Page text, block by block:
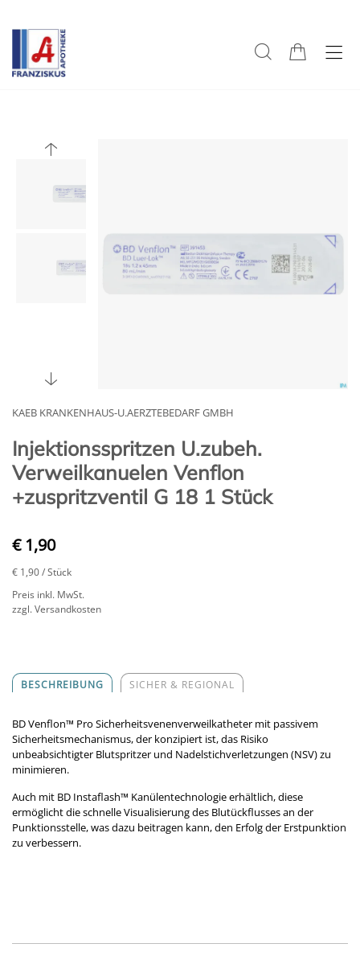
KAEB KRANKENHAUS-U.AERZTEBEDARF GMBH
Injektionsspritzen U.zubeh.
Verweilkanuelen Venflon
+zuspritzventil G 18 1 Stück
€ 1,90
€ 1,90/ Stück
Preis inkl. MwSt.
zzgl. Versandkosten
BESCHREIBUNG SICHER & REGIONAL
BD Venflon™ Pro Sicherheitsvenenverweilkatheter mit passivem
Sicherheitsmechanismus, der konzipiert ist, das Risiko
unbeabsichtigter Blutspritzer und Nadelstichverletzungen (NSV) zu
minimieren.
Auch mit BD Instaflash™ Kanülentechnologie erhältlich, diese
ermöglicht die schnelle Visualisierung des Blutückflusses an der
Punktionsstelle, was dazu beitragen kann, den Erfolg der Erstpunktion
zu verbessern.